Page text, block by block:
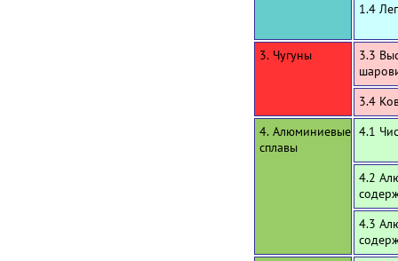
1.4
3. Чугуны
3.3
3.4
4. Алюминиевые
сплавы
4.1
4.2
4.3